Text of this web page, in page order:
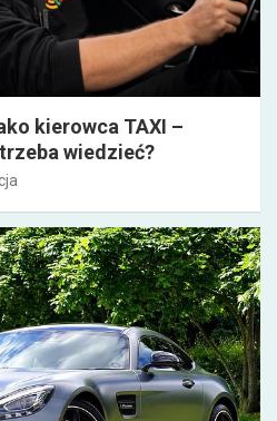
kierowca TAXI –
wiedzieć?